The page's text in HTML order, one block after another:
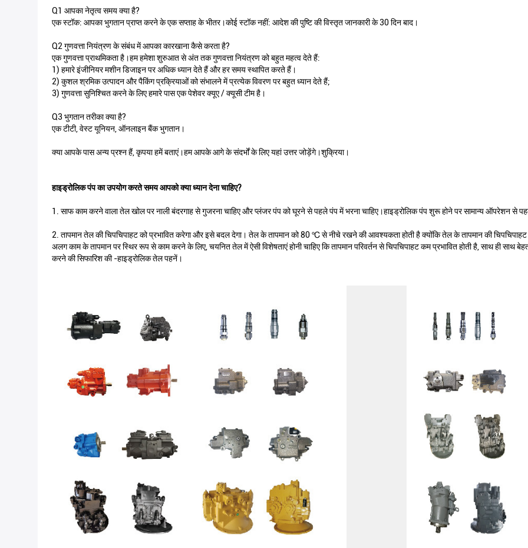
Q1 आपका नेतृत्व समय क्या है?
एक स्टॉक: आपका भुगतान प्राप्त करने के एक सप्ताह के भीतर।कोई स्टॉक नहीं: आदेश की पुष्टि की विस्तृत जानकारी के 30 दिन बाद।
Q2 गुणवत्ता नियंत्रण के संबंध में आपका कारखाना कैसे करता है?
एक गुणवत्ता प्राथमिकता है।हम हमेशा शुरुआत से अंत तक गुणवत्ता नियंत्रण को बहुत महत्व देते हैं:
1) हमारे इंजीनियर मशीन डिजाइन पर अधिक ध्यान देते हैं और हर समय स्थापित करते हैं।
2) कुशल श्रमिक उत्पादन और पैकिंग प्रक्रियाओं को संभालने में प्रत्येक विवरण पर बहुत ध्यान देते हैं;
3) गुणवत्ता सुनिश्चित करने के लिए हमारे पास एक पेशेवर क्यूए / क्यूसी टीम है।
Q3 भुगतान तरीका क्या है?
एक टीटी, वेस्ट यूनियन, ऑनलाइन बैंक भुगतान।
क्या आपके पास अन्य प्रश्न हैं, कृपया हमें बताएं।हम आपके आगे के संदर्भों के लिए यहां उत्तर जोड़ेंगे।शुक्रिया।
हाइड्रोलिक पंप का उपयोग करते समय आपको क्या ध्यान देना चाहिए?
1. साफ काम करने वाला तेल खोल पर नाली बंदरगाह से गुजरना चाहिए और प्लंजर पंप को घूरने से पहले पंप में भरना चाहिए।हाइड्रोलिक पंप शुरू होने पर सामान्य ऑपरेशन से
2. तापमान तेल की चिपचिपाहट को प्रभावित करेगा और इसे बदल देगा। तेल के तापमान को 80 ℃ से नीचे रखने की आवश्यकता होती है क्योंकि तेल के तापमान की
अलग काम के तापमान पर स्थिर रूप से काम करने के लिए, चयनित तेल में ऐसी विशेषताएं होनी चाहिए कि तापमान परिवर्तन से चिपचिपाहट कम प्रभावित होती है, साथ ही साथ
करने की सिफारिश की -हाइड्रोलिक तेल पहनें।